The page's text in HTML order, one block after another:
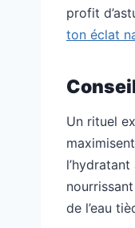
profit
ton éclat
Un rituel
de l’eau